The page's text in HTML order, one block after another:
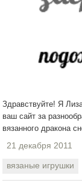
Здравствуйте! Я
ваш сайт за
вязанного дракона
21 декабря 2011
вязаные игрушки